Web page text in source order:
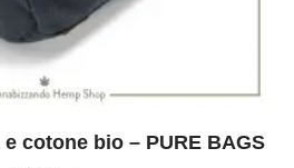
cotone bio – PURE BAGS